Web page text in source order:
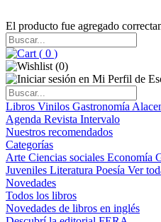
El producto fue agregado
( 0 )
(0)
Libros Vinilos Gastronomía
Agenda Revista Intervalo
Nuestros recomendados
Categorías
Arte Ciencias sociales Economía
Juveniles Literatura Poesía Ver
Novedades
Todos los libros
Novedades de libros en inglés